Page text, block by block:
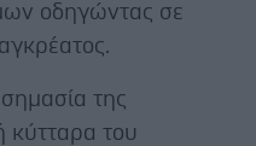
οδηγώντας σε
της
κύτταρα του